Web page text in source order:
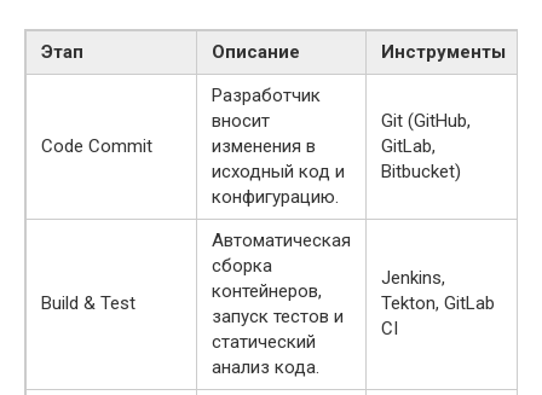
Этап Описание Инструменты
Code Commit
Разработчик
вносит
изменения в
исходный код и
конфигурацию.
Git (GitHub,
GitLab,
Bitbucket)
Build & Test
Автоматическая
сборка
контейнеров,
запуск тестов и
статический
анализ кода.
Jenkins,
Tekton, GitLab
CI